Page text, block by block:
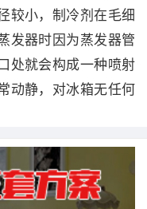
较小，制冷剂在毛细
发器时因为蒸发器管
处就会构成一种喷射
动静，对冰箱无任何